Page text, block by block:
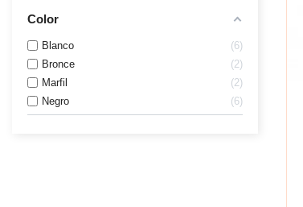
Color
Blanco
6
Bronce
2
Marfil
2
Negro
6